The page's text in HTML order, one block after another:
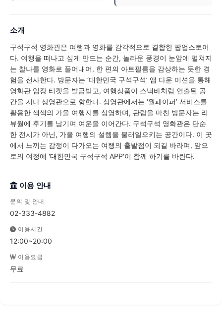
소개
구석구석 영화관은 여행과 영화를 감각적으로 결합한 팝업스토어
다. 여행을 떠나고 싶게 만드는 순간, 놀라운 풍경이 눈앞에 펼쳐지
는 찰나를 영화로 풀어내어, 한 편의 아트필름을 감상하는 듯한 경
험을 선사한다. 방문자는 ‘대한민국 구석구석’ 앱 다운 미션을 통해
영화관 입장 티켓을 발급받고, 여행상품이 스낵바처럼 연출된 공
간을 지나 상영관으로 향한다. 상영관에서는 ‘월페이퍼’ 서비스를
활용한 색색의 가을 여행지를 상영하며, 관람을 마친 방문자는 리
뷰월에 후기를 남기며 여운을 이어간다. 구석구석 영화관은 단순
한 전시가 아닌, 가을 여행의 설렘을 불러일으키는 공간이다. 이 곳
에서 느끼는 감정이 다가오는 여행의 출발점이 되길 바라며, 앞으
로의 여정에 '대한민국 구석구석 APP'이 함께 하기를 바란다.
이용 안내
문의 및 안내
02-333-4882
이용시간
12:00~20:00
이용요금
무료